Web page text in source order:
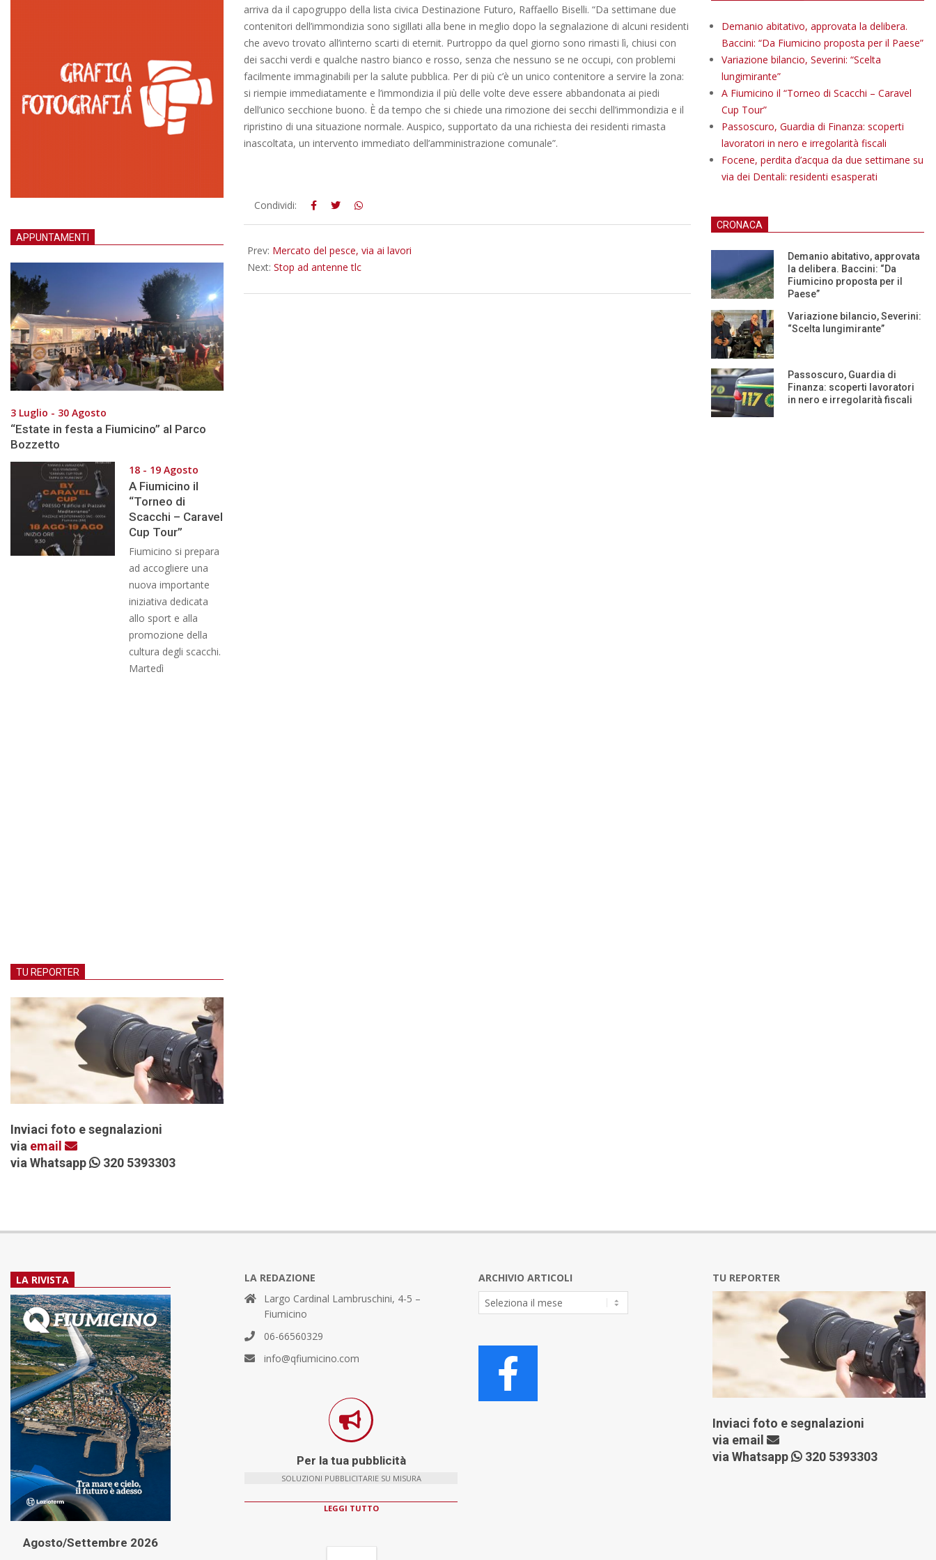
arriva da il capogruppo della lista civica Destinazione Futuro, Raffaello Biselli. “Da settimane due
contenitori dell’immondizia sono sigillati alla bene in meglio dopo la segnalazione di alcuni residenti
che avevo trovato all’interno scarti di eternit. Purtroppo da quel giorno sono rimasti lì, chiusi con
dei sacchi verdi e qualche nastro bianco e rosso, senza che nessuno se ne occupi, con problemi
facilmente immaginabili per la salute pubblica. Per di più c’è un unico contenitore a servire la zona:
si riempie immediatamente e l’immondizia il più delle volte deve essere abbandonata ai piedi
dell’unico secchione buono. È da tempo che si chiede una rimozione dei secchi dell’immondizia e il
ripristino di una situazione normale. Auspico, supportato da una richiesta dei residenti rimasta
inascoltata, un intervento immediato dell’amministrazione comunale”.
2014-
06-
Condividi:
Prev: Mercato del pesce, via ai lavori
Next: Stop ad antenne tlc
APPUNTAMENTI
3 Luglio - 30 Agosto
“Estate in festa a Fiumicino” al Parco
Bozzetto
18 - 19 Agosto
A Fiumicino il
“Torneo di
Scacchi – Caravel
Cup Tour”
Fiumicino si prepara
ad accogliere una
nuova importante
iniziativa dedicata
allo sport e alla
promozione della
cultura degli scacchi.
Martedì
TU REPORTER
Inviaci foto e segnalazioni
via email
via Whatsapp
320 5393303
Demanio abitativo, approvata la delibera.
Baccini: “Da Fiumicino proposta per il Paese”
Variazione bilancio, Severini: “Scelta
lungimirante”
A Fiumicino il “Torneo di Scacchi – Caravel
Cup Tour”
Passoscuro, Guardia di Finanza: scoperti
lavoratori in nero e irregolarità fiscali
Focene, perdita d’acqua da due settimane su
via dei Dentali: residenti esasperati
CRONACA
Demanio abitativo, approvata
la delibera. Baccini: “Da
Fiumicino proposta per il
Paese”
Variazione bilancio, Severini:
“Scelta lungimirante”
Passoscuro, Guardia di
Finanza: scoperti lavoratori
in nero e irregolarità fiscali
LA RIVISTA
Agosto/Settembre 2026
LA REDAZIONE
Largo Cardinal Lambruschini, 4-5 –
Fiumicino
06-66560329
info@qfiumicino.com
Per la tua pubblicità
SOLUZIONI PUBBLICITARIE SU MISURA
LEGGI TUTTO
ARCHIVIO ARTICOLI
Archivio
Articoli
TU REPORTER
Inviaci foto e segnalazioni
via email
via Whatsapp
320 5393303